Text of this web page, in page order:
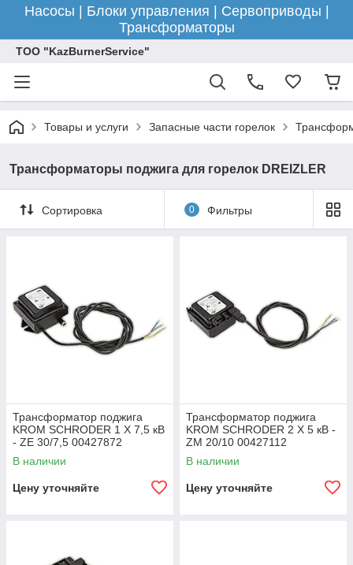
Насосы | Блоки управления | Сервоприводы |
Трансформаторы
ТОО "KazBurnerService"
Товары и услуги Запасные части горелок
Трансформаторы поджига для горелок DREIZLER
Сортировка 0 Фильтры
Трансформатор поджига
KROM SCHRODER 1 X 7,5 кВ
- ZE 30/7,5 00427872
В наличии
Цену уточняйте
Трансформатор поджига
KROM SCHRODER 2 X 5 кВ -
ZM 20/10 00427112
В наличии
Цену уточняйте